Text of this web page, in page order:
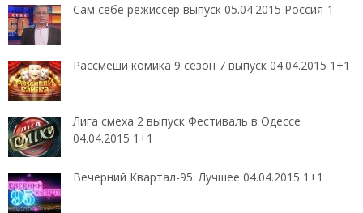
Сам себе режиссер выпуск 05.04.2015 Россия-1
Рассмеши комика 9 сезон 7 выпуск 04.04.2015 1+1
Лига смеха 2 выпуск Фестиваль в Одессе
04.04.2015 1+1
Вечерний Квартал-95. Лучшее 04.04.2015 1+1